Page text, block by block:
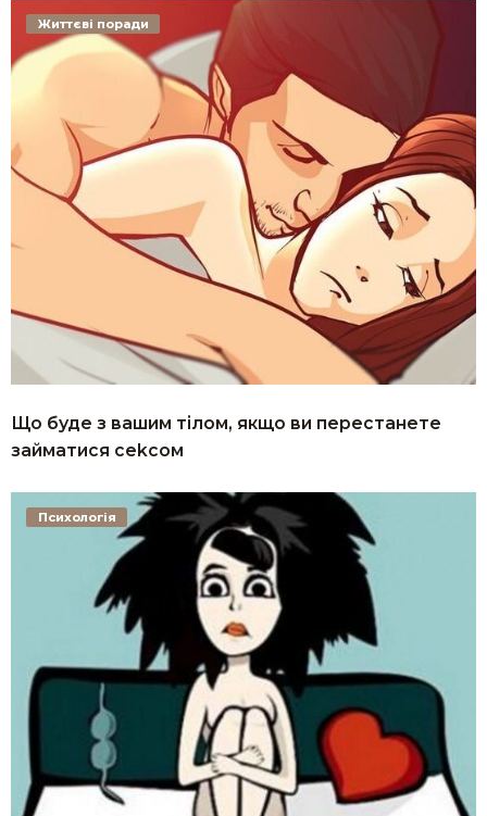
Що буде з вашим тілом, якщо ви перестанете
займатися сеkcoм
Життєві поради
Психологія